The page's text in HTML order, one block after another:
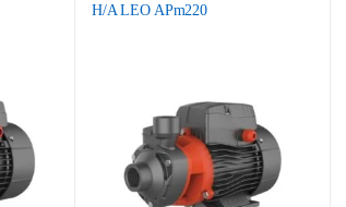
H/A LEO APm220